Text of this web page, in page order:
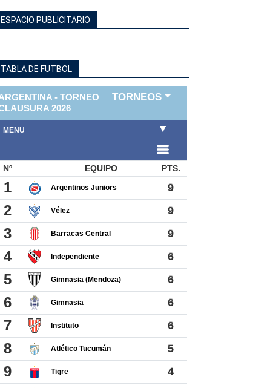
ESPACIO PUBLICITARIO
TABLA DE FUTBOL